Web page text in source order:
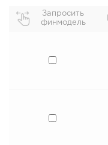
Запросить
финмодель